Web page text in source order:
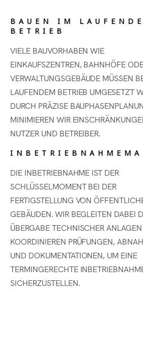
BAUEN IM
BETRIEB
VIELE BAUVORHABEN WIE
EINKAUFSZENTREN, BAHNHÖFE
VERWALTUNGSGEBÄUDE MÜSSEN
LAUFENDEM BETRIEB UMGESETZT
DURCH PRÄZISE
MINIMIEREN WIR
NUTZER UND BETREIBER.
DIE INBETRIEBNAHME IST DER
SCHLÜSSELMOMENT BEI DER
FERTIGSTELLUNG VON
GEBÄUDEN. WIR BEGLEITEN DABEI
ÜBERGABE TECHNISCHER
KOORDINIEREN PRÜFUNGEN,
UND DOKUMENTATIONEN, UM EINE
TERMINGERECHTE
SICHERZUSTELLEN.